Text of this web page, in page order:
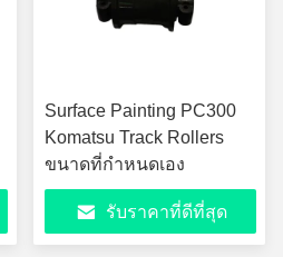
Surface Painting PC300
Komatsu Track Rollers
ขนาดที่กำหนดเอง
รับราคาที่ดีที่สุด